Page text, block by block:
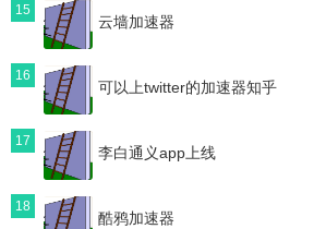
15
云墙加速器
16
可以上twitter的加速器知乎
17
李白通义app上线
18
酷鸦加速器